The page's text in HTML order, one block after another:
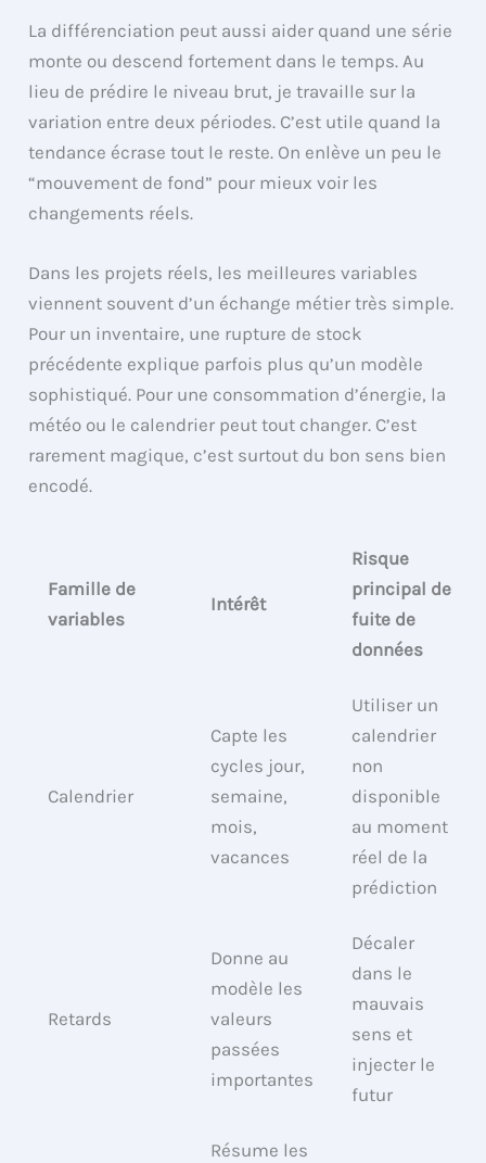
La différenciation peut aussi aider quand une série
monte ou descend fortement dans le temps. Au
lieu de prédire le niveau brut, je travaille sur la
variation entre deux périodes. C’est utile quand la
tendance écrase tout le reste. On enlève un peu le
“mouvement de fond” pour mieux voir les
changements réels.
Dans les projets réels, les meilleures variables
viennent souvent d’un échange métier très simple.
Pour un inventaire, une rupture de stock
précédente explique parfois plus qu’un modèle
sophistiqué. Pour une consommation d’énergie, la
météo ou le calendrier peut tout changer. C’est
rarement magique, c’est surtout du bon sens bien
encodé.
Famille de
variables
Intérêt
Risque
principal de
fuite de
données
Calendrier
Capte les
cycles jour,
semaine,
mois,
vacances
Utiliser un
calendrier
non
disponible
au moment
réel de la
prédiction
Retards
Donne au
modèle les
valeurs
passées
importantes
Décaler
dans le
mauvais
sens et
injecter le
futur
Résume les